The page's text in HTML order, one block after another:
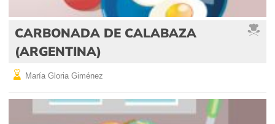
CARBONADA DE CALABAZA
(ARGENTINA)
María Gloria Giménez